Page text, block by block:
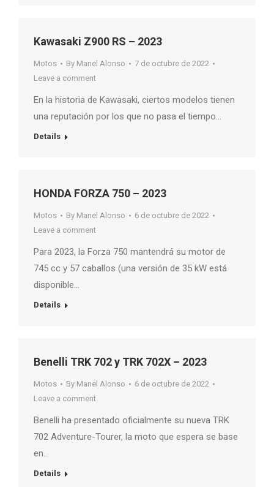
Kawasaki Z900 RS – 2023
Motos By Manel Alonso
7 de octubre de 2022
Leave a comment
En la historia de Kawasaki, ciertos modelos tienen
una reputación por los que no pasa el tiempo…
Details
HONDA FORZA 750 – 2023
Motos By Manel Alonso
6 de octubre de 2022
Leave a comment
Para 2023, la Forza 750 mantendrá su motor de
745 cc y 57 caballos (una versión de 35 kW está
disponible…
Details
Benelli TRK 702 y TRK 702X – 2023
Motos By Manel Alonso
6 de octubre de 2022
Leave a comment
Benelli ha presentado oficialmente su nueva TRK
702 Adventure-Tourer, la moto que espera se base
en…
Details